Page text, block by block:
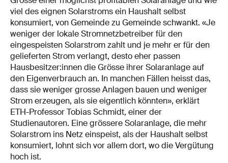
viel des eignen Solarstroms ein Haushalt selbst
konsumiert, von Gemeinde zu Gemeinde schwankt. «Je
weniger der lokale Stromnetzbetreiber für den
eingespeisten Solarstrom zahlt und je mehr er für den
gelieferten Strom verlangt, desto eher passen
Hausbesitzer:innen die Grösse ihrer Solaranlage auf
den Eigenverbrauch an. In manchen Fällen heisst das,
dass sie weniger grosse Anlagen bauen und weniger
Strom erzeugen, als sie eigentlich könnten», erklärt
ETH-Professor Tobias Schmidt, einer der
Studienautoren. Eine grössere Solaranlage, die mehr
Solarstrom ins Netz einspeist, als der Haushalt selbst
konsumiert, lohnt sich vor allem dort, wo die Vergütung
hoch ist.